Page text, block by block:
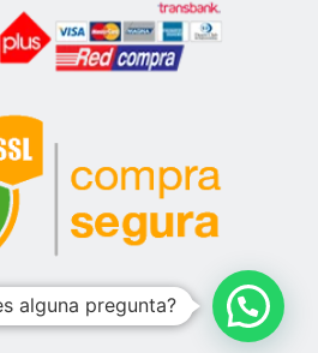
alguna pregunta?